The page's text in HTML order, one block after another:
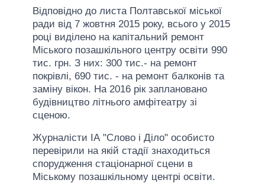
Відповідно до листа Полтавської міської
ради від 7 жовтня 2015 року, всього у 2015
році виділено на капітальний ремонт
Міського позашкільного центру освіти 990
тис. грн. З них: 300 тис.- на ремонт
покрівлі, 690 тис. - на ремонт балконів та
заміну вікон. На 2016 рік заплановано
будівництво літнього амфітеатру зі
сценою.
Журналісти ІА "Слово і Діло" особисто
перевірили на якій стадії знаходиться
спорудження стаціонарної сцени в
Міському позашкільному центрі освіти.